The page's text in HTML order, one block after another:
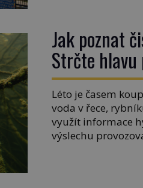
nedaleko hranic
Jak poznat
Strčte hlavu
Léto je časem
voda v řece,
využít informace
výslechu